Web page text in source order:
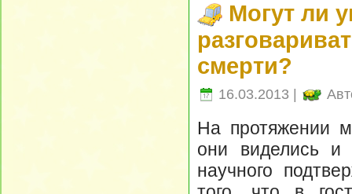
Могут ли
смерти?
16.03.2013 |
На протяжении
они виделись и
научного